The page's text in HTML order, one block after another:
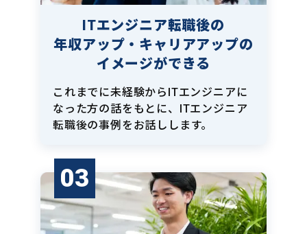
ITエンジニア転職後の
年収アップ・キャリアアップの
イメージができる
これまでに未経験からITエンジニアに
なった方の話をもとに、ITエンジニア
転職後の事例をお話しします。
03